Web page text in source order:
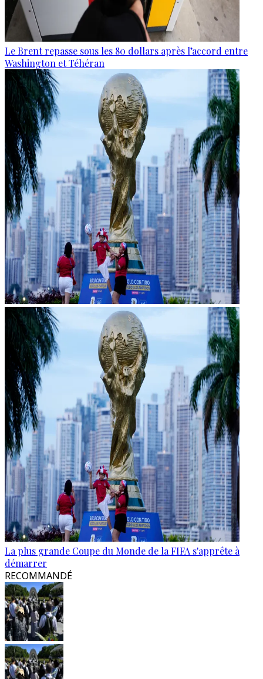
Le Brent repasse sous les 80 dollars après l’accord entre
Washington et Téhéran
La plus grande Coupe du Monde de la FIFA s'apprête à
démarrer
RECOMMANDÉ